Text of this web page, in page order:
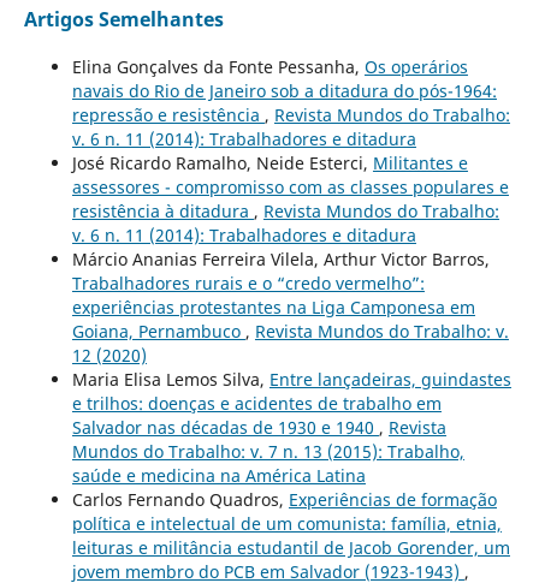
Artigos Semelhantes
Elina Gonçalves da Fonte Pessanha, Os operários
navais do Rio de Janeiro sob a ditadura do pós-1964:
repressão e resistência , Revista Mundos do Trabalho:
v. 6 n. 11 (2014): Trabalhadores e ditadura
José Ricardo Ramalho, Neide Esterci, Militantes e
assessores - compromisso com as classes populares e
resistência à ditadura , Revista Mundos do Trabalho:
v. 6 n. 11 (2014): Trabalhadores e ditadura
Márcio Ananias Ferreira Vilela, Arthur Victor Barros,
Trabalhadores rurais e o “credo vermelho”:
experiências protestantes na Liga Camponesa em
Goiana, Pernambuco , Revista Mundos do Trabalho: v.
12 (2020)
Maria Elisa Lemos Silva, Entre lançadeiras, guindastes
e trilhos: doenças e acidentes de trabalho em
Salvador nas décadas de 1930 e 1940 , Revista
Mundos do Trabalho: v. 7 n. 13 (2015): Trabalho,
saúde e medicina na América Latina
Carlos Fernando Quadros, Experiências de formação
política e intelectual de um comunista: família, etnia,
leituras e militância estudantil de Jacob Gorender, um
jovem membro do PCB em Salvador (1923-1943) ,